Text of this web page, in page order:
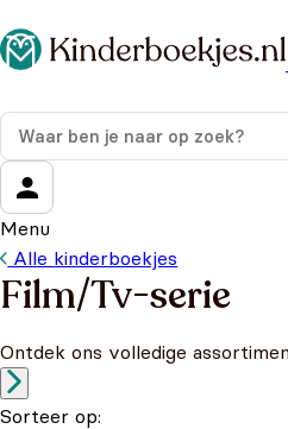
Menu
Alle kinderboekjes
Film/Tv-serie
Ontdek ons volledige
Sorteer op: